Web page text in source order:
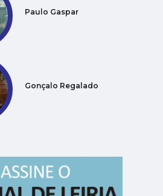
Paulo Gaspar
Gonçalo Regalado